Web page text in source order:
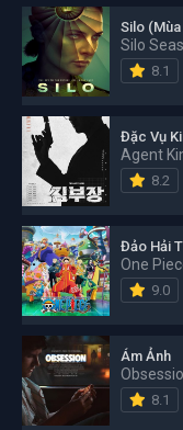
Silo (Mùa
Silo
8.1
Đặc Vụ
Agent
8.2
Đảo Hải
One
9.0
Ám Ảnh
8.1